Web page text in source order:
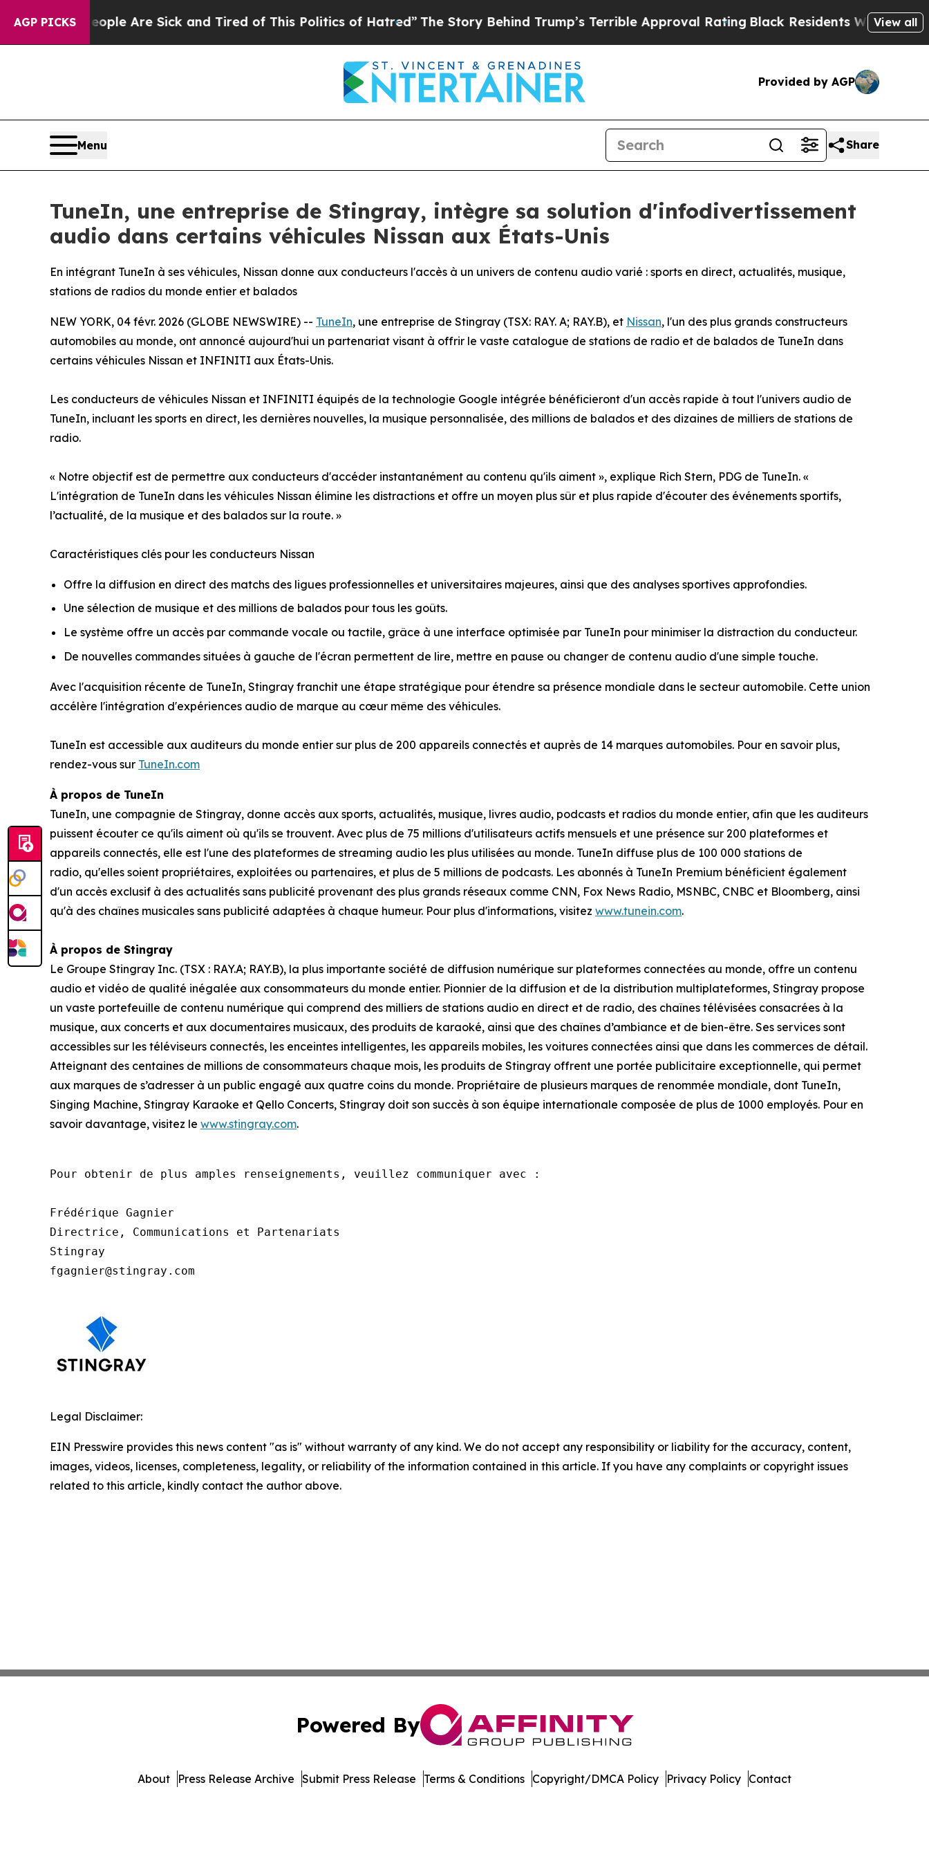
AGP PICKS
Win: “People Are Sick and Tired of This Politics of Hatred”The Story Behind Trump’s Terrible Approval RatingBlack Residents Warned ofView all
Provided by AGP
Menu Share
TuneIn, une entreprise de Stingray, intègre sa solution d'infodivertissement
audio dans certains véhicules Nissan aux États-Unis
En intégrant TuneIn à ses véhicules, Nissan donne aux conducteurs l'accès à un univers de contenu audio varié : sports en direct, actualités, musique,
stations de radios du monde entier et balados
NEW YORK, 04 févr. 2026 (GLOBE NEWSWIRE) -- TuneIn, une entreprise de Stingray (TSX: RAY. A; RAY.B), et Nissan, l'un des plus grands constructeurs
automobiles au monde, ont annoncé aujourd'hui un partenariat visant à offrir le vaste catalogue de stations de radio et de balados de TuneIn dans
certains véhicules Nissan et INFINITI aux États-Unis.
Les conducteurs de véhicules Nissan et INFINITI équipés de la technologie Google intégrée bénéficieront d'un accès rapide à tout l'univers audio de
TuneIn, incluant les sports en direct, les dernières nouvelles, la musique personnalisée, des millions de balados et des dizaines de milliers de stations de
radio.
« Notre objectif est de permettre aux conducteurs d'accéder instantanément au contenu qu'ils aiment », explique Rich Stern, PDG de TuneIn. «
L'intégration de TuneIn dans les véhicules Nissan élimine les distractions et offre un moyen plus sûr et plus rapide d'écouter des événements sportifs,
l’actualité, de la musique et des balados sur la route. »
Caractéristiques clés pour les conducteurs Nissan
Offre la diffusion en direct des matchs des ligues professionnelles et universitaires majeures, ainsi que des analyses sportives approfondies.
Une sélection de musique et des millions de balados pour tous les goûts.
Le système offre un accès par commande vocale ou tactile, grâce à une interface optimisée par TuneIn pour minimiser la distraction du conducteur.
De nouvelles commandes situées à gauche de l'écran permettent de lire, mettre en pause ou changer de contenu audio d'une simple touche.
Avec l'acquisition récente de TuneIn, Stingray franchit une étape stratégique pour étendre sa présence mondiale dans le secteur automobile. Cette union
accélère l'intégration d'expériences audio de marque au cœur même des véhicules.
TuneIn est accessible aux auditeurs du monde entier sur plus de 200 appareils connectés et auprès de 14 marques automobiles. Pour en savoir plus,
rendez-vous sur TuneIn.com
À propos de TuneIn
TuneIn, une compagnie de Stingray, donne accès aux sports, actualités, musique, livres audio, podcasts et radios du monde entier, afin que les auditeurs
puissent écouter ce qu'ils aiment où qu'ils se trouvent. Avec plus de 75 millions d'utilisateurs actifs mensuels et une présence sur 200 plateformes et
appareils connectés, elle est l'une des plateformes de streaming audio les plus utilisées au monde. TuneIn diffuse plus de 100 000 stations de
radio, qu'elles soient propriétaires, exploitées ou partenaires, et plus de 5 millions de podcasts. Les abonnés à TuneIn Premium bénéficient également
d'un accès exclusif à des actualités sans publicité provenant des plus grands réseaux comme CNN, Fox News Radio, MSNBC, CNBC et Bloomberg, ainsi
qu'à des chaînes musicales sans publicité adaptées à chaque humeur. Pour plus d'informations, visitez www.tunein.com.
À propos de Stingray
Le Groupe Stingray Inc. (TSX : RAY.A; RAY.B), la plus importante société de diffusion numérique sur plateformes connectées au monde, offre un contenu
audio et vidéo de qualité inégalée aux consommateurs du monde entier. Pionnier de la diffusion et de la distribution multiplateformes, Stingray propose
un vaste portefeuille de contenu numérique qui comprend des milliers de stations audio en direct et de radio, des chaînes télévisées consacrées à la
musique, aux concerts et aux documentaires musicaux, des produits de karaoké, ainsi que des chaînes d’ambiance et de bien-être. Ses services sont
accessibles sur les téléviseurs connectés, les enceintes intelligentes, les appareils mobiles, les voitures connectées ainsi que dans les commerces de détail.
Atteignant des centaines de millions de consommateurs chaque mois, les produits de Stingray offrent une portée publicitaire exceptionnelle, qui permet
aux marques de s’adresser à un public engagé aux quatre coins du monde. Propriétaire de plusieurs marques de renommée mondiale, dont TuneIn,
Singing Machine, Stingray Karaoke et Qello Concerts, Stingray doit son succès à son équipe internationale composée de plus de 1000 employés. Pour en
savoir davantage, visitez le www.stingray.com.
Pour obtenir de plus amples renseignements, veuillez communiquer avec :
Frédérique Gagnier
Directrice, Communications et Partenariats
Stingray
fgagnier@stingray.com
Legal Disclaimer:
EIN Presswire provides this news content "as is" without warranty of any kind. We do not accept any responsibility or liability for the accuracy, content,
images, videos, licenses, completeness, legality, or reliability of the information contained in this article. If you have any complaints or copyright issues
related to this article, kindly contact the author above.
Powered By
About Press Release Archive Submit Press Release Terms & Conditions Copyright/DMCA Policy Privacy Policy Contact